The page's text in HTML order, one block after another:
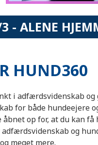
3 - ALENE
HUND360
i adfærdsvidenskab
for både hundeejere
åbnet op for, at du kan
adfærdsvidenskab og
meget mere.